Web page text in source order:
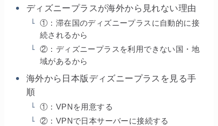
ディズニープラスが海外から見れない理由
①：滞在国のディズニープラスに自動的に接
続されるから
②：ディズニープラスを利用できない国・地
域があるから
海外から日本版ディズニープラスを見る手
順
①：VPNを用意する
②：VPNで日本サーバーに接続する